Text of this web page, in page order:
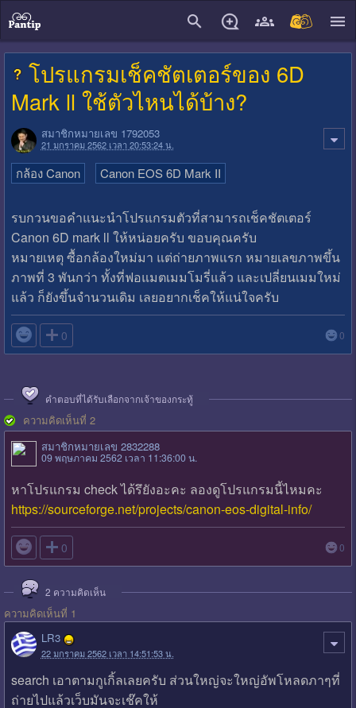
โปรแกรมเช็คชัตเตอร์ของ 6D
Mark ll ใช้ตัวไหนได้บ้าง?
สมาชิกหมายเลข 1792053
21 มกราคม 2562 เวลา 20:53:24 น.
กล้อง Canon Canon EOS 6D Mark II
รบกวนขอคำแนะนำโปรแกรมตัวที่สามารถเช็คชัตเตอร์
Canon 6D mark ll ให้หน่อยครับ ขอบคุณครับ
หมายเหตุ ซื้อกล้องใหม่มา แต่ถ่ายภาพแรก หมายเลขภาพขึ้น
ภาพที่ 3 พันกว่า ทั้งที่ฟอแมตเมมโมรี่แล้ว และเปลี่ยนเมมใหม่
แล้ว ก็ยังขึ้นจำนวนเดิม เลยอยากเช็คให้แน่ใจครับ
 0 0
คำตอบที่ได้รับเลือกจากเจ้าของกระทู้
ความคิดเห็นที่ 2
สมาชิกหมายเลข 2832288
09 พฤษภาคม 2562 เวลา 11:36:00 น.
หาโปรแกรม check ได้รึยังอะคะ ลองดูโปรแกรมนี้ไหมคะ
https://sourceforge.net/projects/canon-eos-digital-info/
 0 0
2 ความคิดเห็น
ความคิดเห็นที่ 1
LR3
22 มกราคม 2562 เวลา 14:51:53 น.
search เอาตามกูเกิ้ลเลยครับ ส่วนใหญ่จะใหญ่อัพโหลดภาๆที่
ถ่ายไปแล้วเว็บมันจะเช๊คให้
close